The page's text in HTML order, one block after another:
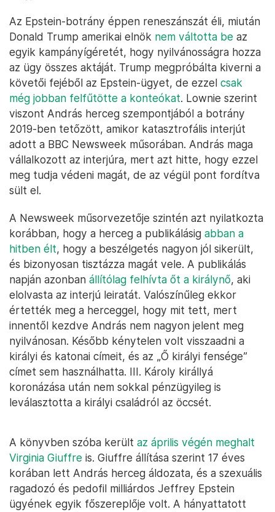
Az Epstein-botrány éppen reneszánszát éli, miután
Donald Trump amerikai elnök nem váltotta be az
egyik kampányígéretét, hogy nyilvánosságra hozza
az ügy összes aktáját. Trump megpróbálta kiverni a
követői fejéből az Epstein-ügyet, de ezzel csak
még jobban felfűtötte a konteókat. Lownie szerint
viszont András herceg szempontjából a botrány
2019-ben tetőzött, amikor katasztrofális interjút
adott a BBC Newsweek műsorában. András maga
vállalkozott az interjúra, mert azt hitte, hogy ezzel
meg tudja védeni magát, de az végül pont fordítva
sült el.
A Newsweek műsorvezetője szintén azt nyilatkozta
korábban, hogy a herceg a publikálásig abban a
hitben élt, hogy a beszélgetés nagyon jól sikerült,
és bizonyosan tisztázza magát vele. A publikálás
napján azonban állítólag felhívta őt a királynő, aki
elolvasta az interjú leiratát. Valószínűleg ekkor
értették meg a herceggel, hogy mit tett, mert
innentől kezdve András nem nagyon jelent meg
nyilvánosan. Később kénytelen volt visszaadni a
királyi és katonai címeit, és az „Ő királyi fensége”
címet sem használhatta. III. Károly királlyá
koronázása után nem sokkal pénzügyileg is
leválasztotta a királyi családról az öccsét.
A könyvben szóba került az április végén meghalt
Virginia Giuffre is. Giuffre állítása szerint 17 éves
korában lett András herceg áldozata, és a szexuális
ragadozó és pedofil milliárdos Jeffrey Epstein
ügyének egyik főszereplője volt. A hányattatott